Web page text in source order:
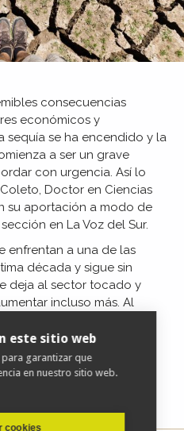
consecuencias
económicos y
sequía se ha encendido y la
a ser un grave
con urgencia. Así lo
Doctor en Ciencias
su aportación a modo de
en La Voz del Sur.
enfrentan a una de las
década y sigue sin
deja al sector tocado y
incluso más. Al
menos alimentos y
buscan otras opciones
pulse aquí
este sitio web
para garantizar que
en nuestro sitio web.
cookies